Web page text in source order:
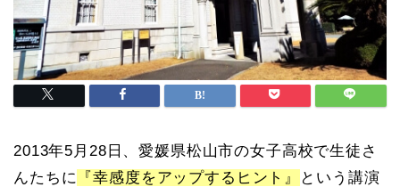
2013年5月28日、愛媛県松山市の女子高校で生徒さ
んたちに
『幸感度をアップするヒント』
という講演